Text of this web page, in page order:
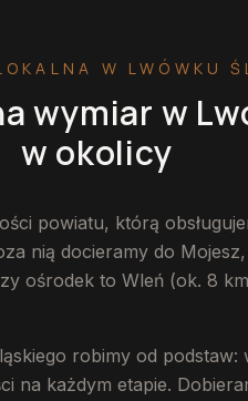
W LWÓWKU
wymiar w
w okolicy
powiatu, którą
nią docieramy do Mojesz,
ośrodek to Wleń (ok. 8
robimy od podstaw:
na każdym etapie.